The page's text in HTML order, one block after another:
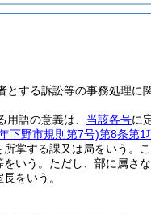
する訴訟等の事務処理に
用語の意義は、 当該各号に
下野市規則第7号)第8条第1
掌する課又は局をいう。
いう。 ただし、部に属さ
をいう。